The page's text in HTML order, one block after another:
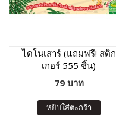
ไดโนเสาร์ (แถมฟรี! สติก
เกอร์ 555 ชิ้น)
79 บาท
หยิบใส่ตะกร้า